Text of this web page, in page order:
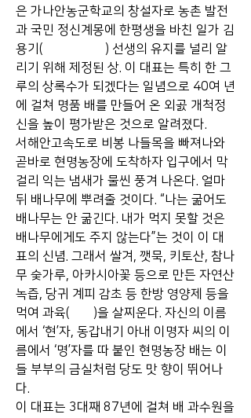
은 가나안농군학교의 창설자로 농촌 발전
과 국민 정신계몽에 한평생을 바친 일가 김
용기(一家 金容基) 선생의 유지를 널리 알
리기 위해 제정된 상. 이 대표는 특히 한 그
루의 상록수가 되겠다는 일념으로 40여 년
에 걸쳐 명품 배를 만들어 온 외곬 개척정
신을 높이 평가받은 것으로 알려졌다.
서해안고속도로 비봉 나들목을 빠져나와
곧바로 현명농장에 도착하자 입구에서 막
걸리 익는 냄새가 물씬 풍겨 나온다. 얼마
뒤 배나무에 뿌려줄 것이다. “나는 굶어도
배나무는 안 굶긴다. 내가 먹지 못할 것은
배나무에게도 주지 않는다”는 것이 이 대
표의 신념. 그래서 쌀겨, 깻묵, 키토산, 참나
무 숯가루, 아카시아꽃 등으로 만든 자연산
녹즙, 당귀 계피 감초 등 한방 영양제 등을
먹여 과육(果肉)을 살찌운다. 자신의 이름
에서 ‘현’자, 동갑내기 아내 이명자 씨의 이
름에서 ‘명’자를 따 붙인 현명농장 배는 이
들 부부의 금실처럼 당도 맛 향이 뛰어나
다.
이 대표는 3대째 87년에 걸쳐 배 과수원을